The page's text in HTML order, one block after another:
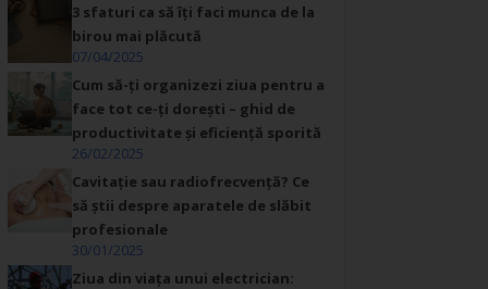
3 sfaturi ca să îți faci munca de la
birou mai plăcută
07/04/2025
Cum să-ți organizezi ziua pentru a
face tot ce-ți dorești – ghid de
productivitate și eficiență sporită
26/02/2025
Cavitație sau radiofrecvență? Ce
să știi despre aparatele de slăbit
profesionale
30/01/2025
Ziua din viața unui electrician: